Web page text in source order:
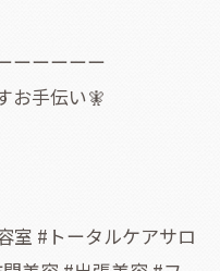
ーーーーー
お手伝い🧚
室 #トータルケアサロ